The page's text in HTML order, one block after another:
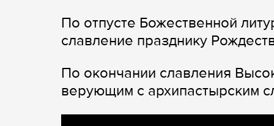
По отпусте Божественной
славление празднику
По окончании славления
верующим с архипастырским